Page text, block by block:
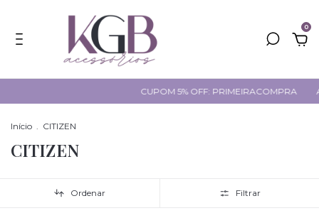
0
CUPOM 5% OFF: PRIMEIRACOMPRA ATACADO?
Início . CITIZEN
CITIZEN
Ordenar Filtrar